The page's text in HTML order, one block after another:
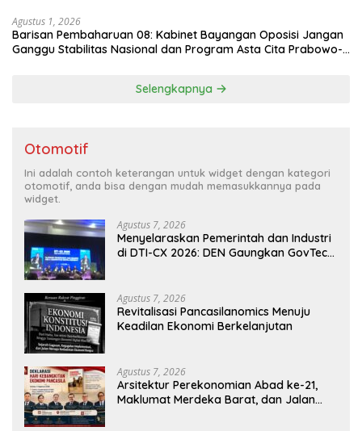
Agustus 1, 2026
Barisan Pembaharuan 08: Kabinet Bayangan Oposisi Jangan
Ganggu Stabilitas Nasional dan Program Asta Cita Prabowo-
Selengkapnya
Otomotif
Ini adalah contoh keterangan untuk widget dengan kategori
otomotif, anda bisa dengan mudah memasukkannya pada
widget.
Agustus 7, 2026
Menyelaraskan Pemerintah dan Industri
di DTI-CX 2026: DEN Gaungkan GovTech,
Agustus 7, 2026
Revitalisasi Pancasilanomics Menuju
Keadilan Ekonomi Berkelanjutan
Agustus 7, 2026
Arsitektur Perekonomian Abad ke-21,
Maklumat Merdeka Barat, dan Jalan